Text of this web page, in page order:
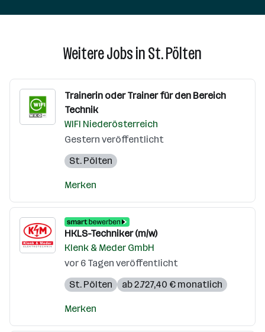
Weitere Jobs in St. Pölten
Trainerin oder Trainer für den Bereich
Technik
WIFI Niederösterreich
Gestern veröffentlicht
St. Pölten
Merken
HKLS-Techniker (m/w)
Klenk & Meder GmbH
vor 6 Tagen veröffentlicht
St. Pölten
ab 2.727,40 € monatlich
Merken